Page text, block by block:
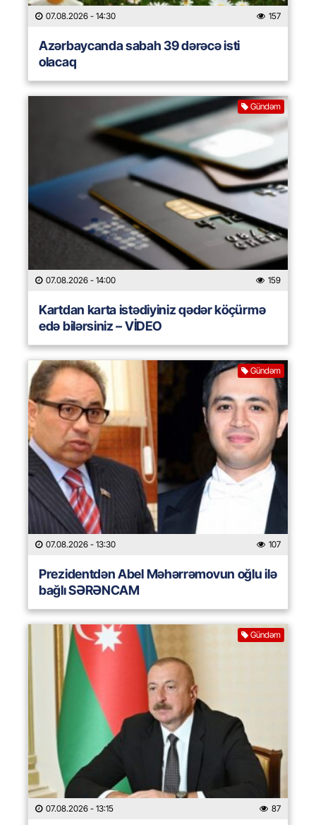
07.08.2026 - 14:30 157
Azərbaycanda sabah 39 dərəcə isti
olacaq
Gündəm
07.08.2026 - 14:00 159
Kartdan karta istədiyiniz qədər köçürmə
edə bilərsiniz – VİDEO
Gündəm
07.08.2026 - 13:30 107
Prezidentdən Abel Məhərrəmovun oğlu ilə
bağlı SƏRƏNCAM
Gündəm
07.08.2026 - 13:15 87